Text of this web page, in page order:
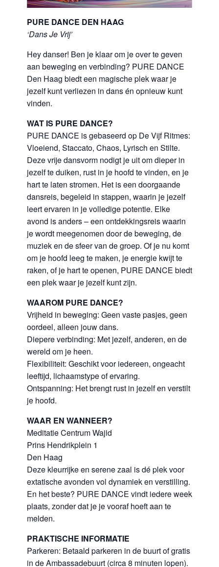
PURE DANCE DEN HAAG
‘Dans Je Vrij’
Hey danser! Ben je klaar om je over te geven
aan beweging en verbinding? PURE DANCE
Den Haag biedt een magische plek waar je
jezelf kunt verliezen in dans én opnieuw kunt
vinden.
WAT IS PURE DANCE?
PURE DANCE is gebaseerd op De Vijf Ritmes:
Vloeiend, Staccato, Chaos, Lyrisch en Stilte.
Deze vrije dansvorm nodigt je uit om dieper in
jezelf te duiken, rust in je hoofd te vinden, en je
hart te laten stromen. Het is een doorgaande
dansreis, begeleid in stappen, waarin je jezelf
leert ervaren in je volledige potentie. Elke
avond is anders – een ontdekkingsreis waarin
je wordt meegenomen door de beweging, de
muziek en de sfeer van de groep. Of je nu komt
om je hoofd leeg te maken, je energie kwijt te
raken, of je hart te openen, PURE DANCE biedt
een plek waar je jezelf kunt zijn.
WAAROM PURE DANCE?
Vrijheid in beweging: Geen vaste pasjes, geen
oordeel, alleen jouw dans.
Diepere verbinding: Met jezelf, anderen, en de
wereld om je heen.
Flexibiliteit: Geschikt voor iedereen, ongeacht
leeftijd, lichaamstype of ervaring.
Ontspanning: Het brengt rust in jezelf en verstilt
je hoofd.
WAAR EN WANNEER?
Meditatie Centrum Wajid
Prins Hendrikplein 1
Den Haag
Deze kleurrijke en serene zaal is dé plek voor
extatische avonden vol dynamiek en verstilling.
En het beste? PURE DANCE vindt iedere week
plaats, zonder dat je je vooraf hoeft aan te
melden.
PRAKTISCHE INFORMATIE
Parkeren: Betaald parkeren in de buurt of gratis
in de Ambassadebuurt (circa 8 minuten lopen).